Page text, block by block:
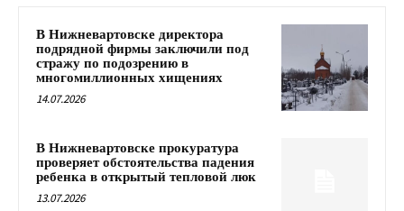
В Нижневартовске директора
подрядной фирмы заключили под
стражу по подозрению в
многомиллионных хищениях
14.07.2026
В Нижневартовске прокуратура
проверяет обстоятельства падения
ребенка в открытый тепловой люк
13.07.2026